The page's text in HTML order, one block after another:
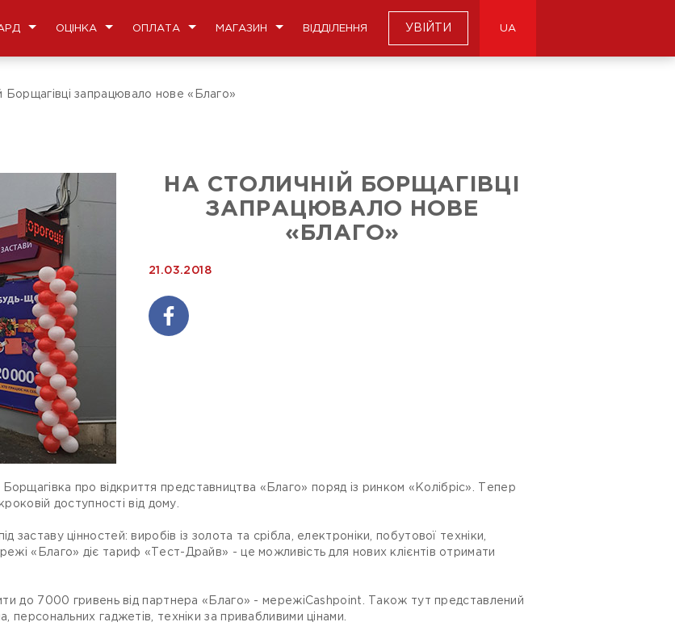
ОЦІНКА ОПЛАТА МАГАЗИН ВІДДІЛЕННЯ УВІЙТИ UA
Борщагівці запрацювало нове «Благо»
НА СТОЛИЧНІЙ БОРЩАГІВЦІ
ЗАПРАЦЮВАЛО НОВЕ
«БЛАГО»
21.03.2018
про відкриття представництва «Благо» поряд із ринком «Колібріс». Тепер
доступності від дому.
заставу цінностей: виробів із золота та срібла, електроніки, побутової техніки,
«Благо» діє тариф «Тест-Драйв» - це можливість для нових клієнтів отримати
до 7000 гривень від партнера «Благо» - мережіCashpoint. Також тут представлений
персональних гаджетів, техніки за привабливими цінами.